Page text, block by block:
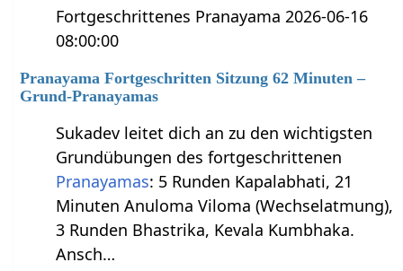
Fortgeschrittenes Pranayama 2026-06-16
08:00:00
Pranayama Fortgeschritten Sitzung 62 Minuten –
Grund-Pranayamas
Sukadev leitet dich an zu den wichtigsten
Grundübungen des fortgeschrittenen
Pranayamas: 5 Runden Kapalabhati, 21
Minuten Anuloma Viloma (Wechselatmung),
3 Runden Bhastrika, Kevala Kumbhaka.
Ansch…